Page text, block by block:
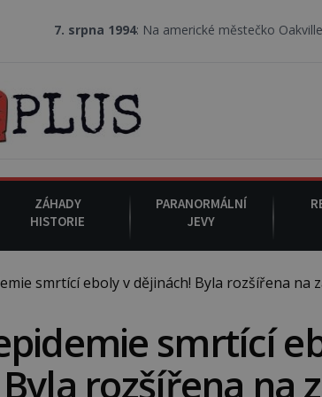
7. srpna 1994: Na americké městečko Oakville se z
ZÁHADY
HISTORIE
PARANORMÁLNÍ
JEVY
smrtící eboly v dějinách! Byla rozšířena na
smrtící
rozšířena na